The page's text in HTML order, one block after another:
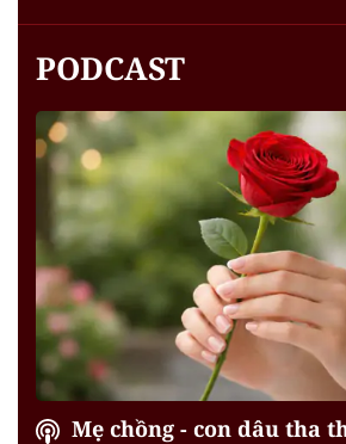
PODCAST
Mẹ chồng - con dâu tha